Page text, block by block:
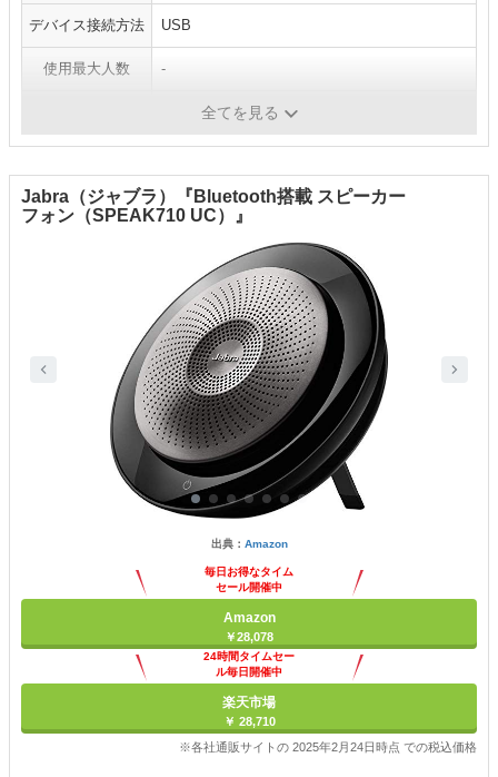
デバイス接続方法 USB
使用最大人数 -
全てを見る
Jabra（ジャブラ）『Bluetooth搭載 スピーカー
フォン（SPEAK710 UC）』
出典： Amazon
毎日お得なタイム
セール開催中
Amazon
￥28,078
24時間タイムセー
ル毎日開催中
楽天市場
￥ 28,710
※各社通販サイトの 2025年2月24日時点 での税込価格